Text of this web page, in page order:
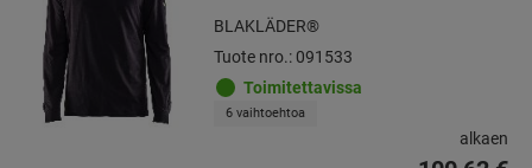
BLAKLÄDER®
Tuote nro.: 091533
Toimitettavissa
6 vaihtoehtoa
alkaen